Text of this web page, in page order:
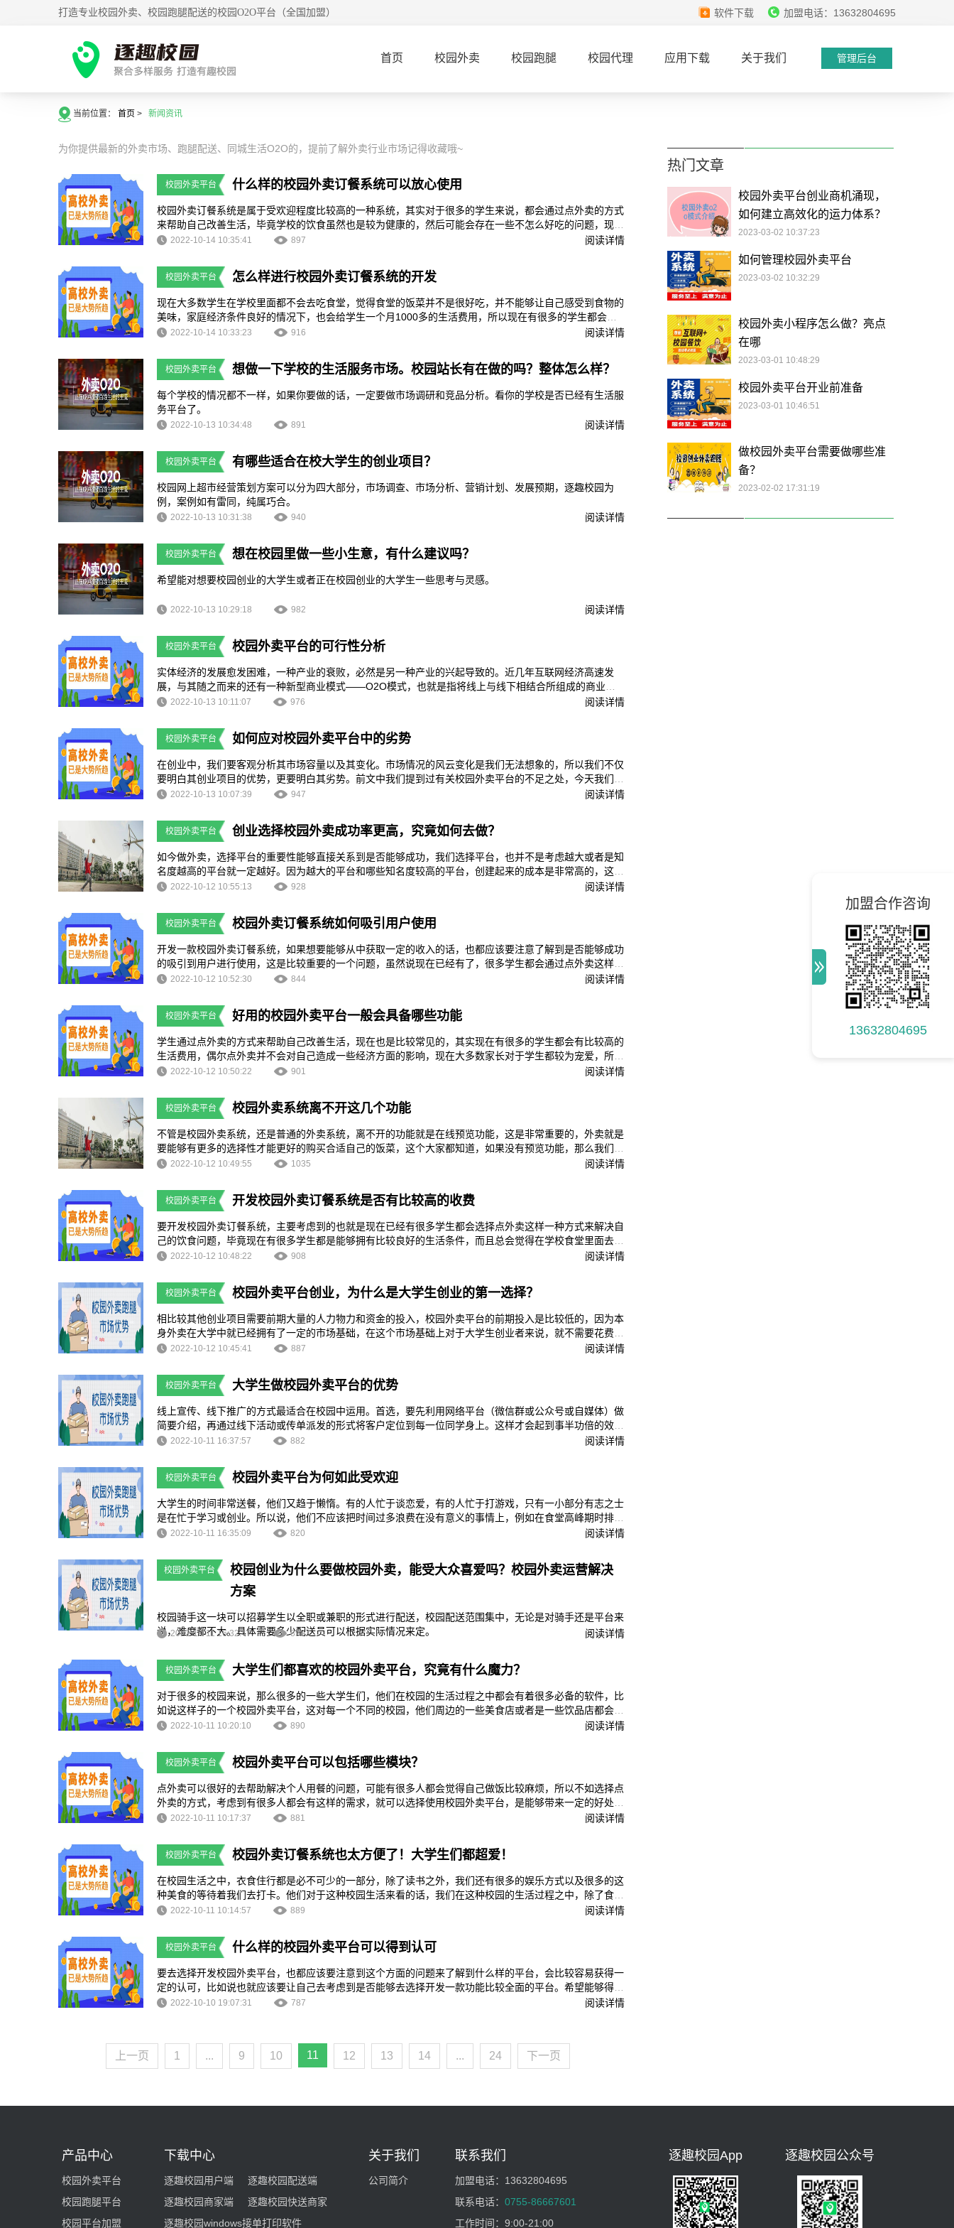
打造专业校园外卖、校园跑腿配送的校园O2O平台（全国加盟） 软件下载 加盟电话：13632804695
首页 校园外卖 校园跑腿 校园代理 应用下载 关于我们 管理后台
加盟合作咨询
13632804695
当前位置： 首页 > 新闻资讯
为你提供最新的外卖市场、跑腿配送、同城生活O2O的，提前了解外卖行业市场记得收藏哦~
校园外卖平台 什么样的校园外卖订餐系统可以放心使用
校园外卖订餐系统是属于受欢迎程度比较高的一种系统，其实对于很多的学生来说，都会通过点外卖的方式
来帮助自己改善生活，毕竟学校的饮食虽然也是较为健康的，然后可能会存在一些不怎么好吃的问题，现在
大多数学生都是娇生惯养的，父母也是比较宠爱，学生一个月都会有较高的生活费用，偶尔点外卖来改善生
统，从而让学生进行使用，确保在点餐过程当中比较顺利。什么样的系统可以放心使用？
2022-10-14 10:35:41 897 阅读详情
校园外卖平台 怎么样进行校园外卖订餐系统的开发
现在大多数学生在学校里面都不会去吃食堂，觉得食堂的饭菜并不是很好吃，并不能够让自己感受到食物的
美味，家庭经济条件良好的情况下，也会给学生一个月1000多的生活费用，所以现在有很多的学生都会选
择去点外卖，就算自己不是天天点外卖，也会选择偶尔点外卖的方式来改善一下生活条件。考虑到现在学生
行使用，而且也是为了能够让商家更好的利用系统来确保获得更多订单。那么怎么进行校园外卖订餐系统的
开发？
2022-10-14 10:33:23 916 阅读详情
校园外卖平台 想做一下学校的生活服务市场。校园站长有在做的吗？整体怎么样？
每个学校的情况都不一样，如果你要做的话，一定要做市场调研和竞品分析。看你的学校是否已经有生活服
务平台了。
2022-10-13 10:34:48 891 阅读详情
校园外卖平台 有哪些适合在校大学生的创业项目？
校园网上超市经营策划方案可以分为四大部分，市场调查、市场分析、营销计划、发展预期，逐趣校园为
例，案例如有雷同，纯属巧合。
2022-10-13 10:31:38 940 阅读详情
校园外卖平台 想在校园里做一些小生意，有什么建议吗？
希望能对想要校园创业的大学生或者正在校园创业的大学生一些思考与灵感。
2022-10-13 10:29:18 982 阅读详情
校园外卖平台 校园外卖平台的可行性分析
实体经济的发展愈发困难，一种产业的衰败，必然是另一种产业的兴起导致的。近几年互联网经济高速发
展，与其随之而来的还有一种新型商业模式——O2O模式，也就是指将线上与线下相结合所组成的商业模
式。校园外卖平台正式利用它的特点来进行运营的。今天我们就来说一说，校园外卖平台有哪些可行性。
2022-10-13 10:11:07 976 阅读详情
校园外卖平台 如何应对校园外卖平台中的劣势
在创业中，我们要客观分析其市场容量以及其变化。市场情况的风云变化是我们无法想象的，所以我们不仅
要明白其创业项目的优势，更要明白其劣势。前文中我们提到过有关校园外卖平台的不足之处，今天我们就
来共同探讨一下其解决方案。
2022-10-13 10:07:39 947 阅读详情
校园外卖平台 创业选择校园外卖成功率更高，究竟如何去做？
如今做外卖，选择平台的重要性能够直接关系到是否能够成功，我们选择平台，也并不是考虑越大或者是知
名度越高的平台就一定越好。因为越大的平台和哪些知名度较高的平台，创建起来的成本是非常高的，这无
形当中会给创业者在创业资金上带来更大的压力。所以说，我们可以选择一些小程序制作，这样不仅能够降
2022-10-12 10:55:13 928 阅读详情
校园外卖平台 校园外卖订餐系统如何吸引用户使用
开发一款校园外卖订餐系统，如果想要能够从中获取一定的收入的话，也都应该要注意了解到是否能够成功
的吸引到用户进行使用，这是比较重要的一个问题，虽然说现在已经有了，很多学生都会通过点外卖这样一
种方式来帮助解决自己的一日三餐，但是也只有好用的系统才有可能会吸引到用户的关注，也是可以很好的
2022-10-12 10:52:30 844 阅读详情
校园外卖平台 好用的校园外卖平台一般会具备哪些功能
学生通过点外卖的方式来帮助自己改善生活，现在也是比较常见的，其实现在有很多的学生都会有比较高的
生活费用，偶尔点外卖并不会对自己造成一些经济方面的影响，现在大多数家长对于学生都较为宠爱，所以
是可以通过点外卖的方式来找到自己想要的一些食品。其实考虑到了有很多的学生选择点外卖，也就使得目
注，学生可以直接通过平台找到商家，并且进行点外卖的操作，这对于商家来说也是更加容易去增加自己的
销量，可以获得一定的收益。好用的校园外卖平台一般会具备哪些功能？
2022-10-12 10:50:22 901 阅读详情
校园外卖平台 校园外卖系统离不开这几个功能
不管是校园外卖系统，还是普通的外卖系统，离不开的功能就是在线预览功能，这是非常重要的，外卖就是
要能够有更多的选择性才能更好的购买合适自己的饭菜，这个大家都知道，如果没有预览功能，那么我们就
不知道都有哪些商家，都能买哪些我们喜欢吃的。所以外卖系统的功能里面离不开预览功能，尤其是对于饭
2022-10-12 10:49:55 1035 阅读详情
校园外卖平台 开发校园外卖订餐系统是否有比较高的收费
要开发校园外卖订餐系统，主要考虑到的也就是现在已经有很多学生都会选择点外卖这样一种方式来解决自
己的饮食问题，毕竟现在有很多学生都是能够拥有比较良好的生活条件，而且总会觉得在学校食堂里面去吃
东西的话，会觉得口味并不是那么好，如果想要能够更好的去帮助满足自己的口感需求，可能也就会通过点
订餐系统，来帮助解决用户的需求。开发校园外卖订餐系统是否有比较高的收费？
2022-10-12 10:48:22 908 阅读详情
校园外卖平台 校园外卖平台创业，为什么是大学生创业的第一选择？
相比较其他创业项目需要前期大量的人力物力和资金的投入，校园外卖平台的前期投入是比较低的，因为本
身外卖在大学中就已经拥有了一定的市场基础，在这个市场基础上对于大学生创业者来说，就不需要花费大
量的成本和精力放在市场的开发和市场维护开拓上，只需要经营好自己的平台就可以了。
2022-10-12 10:45:41 887 阅读详情
校园外卖平台 大学生做校园外卖平台的优势
线上宣传、线下推广的方式最适合在校园中运用。首选，要先利用网络平台（微信群或公众号或自媒体）做
简要介绍，再通过线下活动或传单派发的形式将客户定位到每一位同学身上。这样才会起到事半功倍的效
果，也会大大降低其广告成本。
2022-10-11 16:37:57 882 阅读详情
校园外卖平台 校园外卖平台为何如此受欢迎
大学生的时间非常送餐，他们又趋于懒惰。有的人忙于谈恋爱，有的人忙于打游戏，只有一小部分有志之士
是在忙于学习或创业。所以说，他们不应该把时间过多浪费在没有意义的事情上，例如在食堂高峰期时排队
买饭。如果有外卖平台，节省的这一部分时间，完全可以做完很多有意义的事情。这便是问题的关键所在。
2022-10-11 16:35:09 820 阅读详情
校园外卖平台
校园创业为什么要做校园外卖，能受大众喜爱吗？校园外卖运营解决
方案
校园骑手这一块可以招募学生以全职或兼职的形式进行配送，校园配送范围集中，无论是对骑手还是平台来
说，难度都不大。具体需要多少配送员可以根据实际情况来定。
2022-10-11 16:32:47 859 阅读详情
校园外卖平台 大学生们都喜欢的校园外卖平台，究竟有什么魔力？
对于很多的校园来说，那么很多的一些大学生们，他们在校园的生活过程之中都会有着很多必备的软件，比
如说这样子的一个校园外卖平台，这对每一个不同的校园，他们周边的一些美食店或者是一些饮品店都会有
这种相关的合作，包括关于校园本身的各种各样的食堂，他们也都会有着这种相关的外卖服务。这种外卖服
会有着非常好的促进作用，可以帮助他们的一些销量进行一个很好的提升。
2022-10-11 10:20:10 890 阅读详情
校园外卖平台 校园外卖平台可以包括哪些模块？
点外卖可以很好的去帮助解决个人用餐的问题，可能有很多人都会觉得自己做饭比较麻烦，所以不如选择点
外卖的方式，考虑到有很多人都会有这样的需求，就可以选择使用校园外卖平台，是能够带来一定的好处
的，可以去满足大多数人想要点外卖的想法，确保点外卖的整个操作是比较简单方便。那么校园外卖平台可
2022-10-11 10:17:37 881 阅读详情
校园外卖平台 校园外卖订餐系统也太方便了！大学生们都超爱！
在校园生活之中，衣食住行都是必不可少的一部分，除了读书之外，我们还有很多的娱乐方式以及很多的这
种美食的等待着我们去打卡。他们对于这种校园生活来看的话，我们在这种校园的生活过程之中，除了食堂
我们还可以去进行很多种美食体验，如果说想在下课的时候能够及时的去吃上一口饭，那么我们通过外卖的
的饭菜，那么这样子的一个体验的话，又有谁不喜欢呢？所以这样子的一个需求存在，就导致了校园外卖订
餐系统的诞生。
2022-10-11 10:14:57 889 阅读详情
校园外卖平台 什么样的校园外卖平台可以得到认可
要去选择开发校园外卖平台，也都应该要注意到这个方面的问题来了解到什么样的平台，会比较容易获得一
定的认可，比如说也就应该要让自己去考虑到是否能够去选择开发一款功能比较全面的平台。希望能够得到
认可的话，都有必要去了解一下功能这个方面的问题，现在有一些平台可能功能非常单一，只能各位用户提
2022-10-10 19:07:31 787 阅读详情
上一页 1 ... 9 10 11 12 13 14 ... 24 下一页
热门文章
校园外卖平台创业商机涌现，
如何建立高效化的运力体系？
2023-03-02 10:37:23
如何管理校园外卖平台
2023-03-02 10:32:29
校园外卖小程序怎么做？亮点
在哪
2023-03-01 10:48:29
校园外卖平台开业前准备
2023-03-01 10:46:51
做校园外卖平台需要做哪些准
备？
2023-02-02 17:31:19
产品中心
校园外卖平台
校园跑腿平台
校园平台加盟
下载中心
逐趣校园用户端
逐趣校园配送端
逐趣校园商家端
逐趣校园快送商家
逐趣校园windows接单打印软件
关于我们
公司简介
联系我们
加盟电话： 13632804695
联系电话： 0755-86667601
工作时间： 9:00-21:00
逐趣校园App 逐趣校园公众号